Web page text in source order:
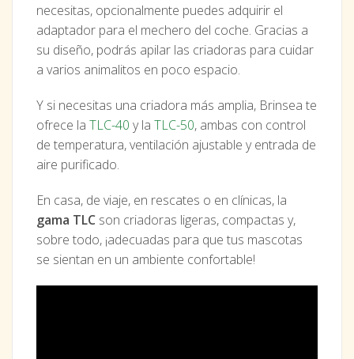
necesitas, opcionalmente puedes adquirir el
adaptador para el mechero del coche. Gracias a
su diseño, podrás apilar las criadoras para cuidar
a varios animalitos en poco espacio.
Y si necesitas una criadora más amplia, Brinsea te
ofrece la TLC-40 y la TLC-50, ambas con control
de temperatura, ventilación ajustable y entrada de
aire purificado.
En casa, de viaje, en rescates o en clínicas, la
gama TLC son criadoras ligeras, compactas y,
sobre todo, ¡adecuadas para que tus mascotas
se sientan en un ambiente confortable!